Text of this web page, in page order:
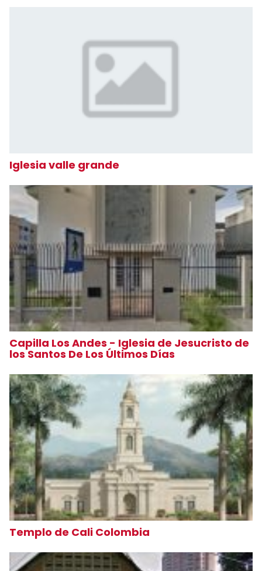
Iglesia valle grande
Capilla Los Andes - Iglesia de Jesucristo de
los Santos De Los Últimos Días
Templo de Cali Colombia